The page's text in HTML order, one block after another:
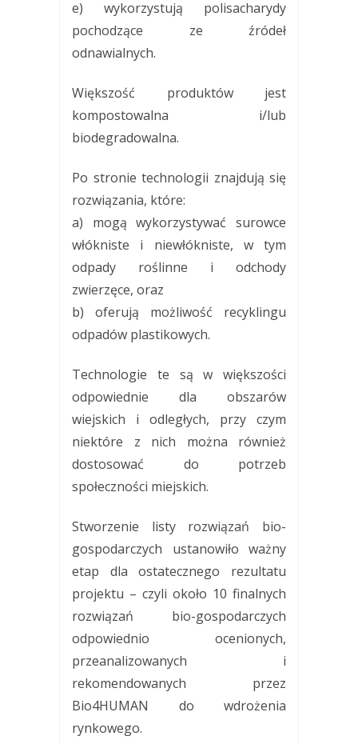
e) wykorzystują polisacharydy
pochodzące ze źródeł
odnawialnych.
Większość produktów jest
kompostowalna i/lub
biodegradowalna.
Po stronie technologii znajdują się
rozwiązania, które:
a) mogą wykorzystywać surowce
włókniste i niewłókniste, w tym
odpady roślinne i odchody
zwierzęce, oraz
b) oferują możliwość recyklingu
odpadów plastikowych.
Technologie te są w większości
odpowiednie dla obszarów
wiejskich i odległych, przy czym
niektóre z nich można również
dostosować do potrzeb
społeczności miejskich.
Stworzenie listy rozwiązań bio-
gospodarczych ustanowiło ważny
etap dla ostatecznego rezultatu
projektu – czyli około 10 finalnych
rozwiązań bio-gospodarczych
odpowiednio ocenionych,
przeanalizowanych i
rekomendowanych przez
Bio4HUMAN do wdrożenia
rynkowego.